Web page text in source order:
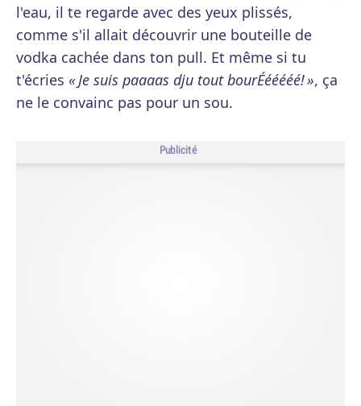
l'eau, il te regarde avec des yeux plissés,
comme s'il allait découvrir une bouteille de
vodka cachée dans ton pull. Et même si tu
t'écries « Je suis paaaas dju tout bourÉééééé! », ça
ne le convainc pas pour un sou.
Publicité